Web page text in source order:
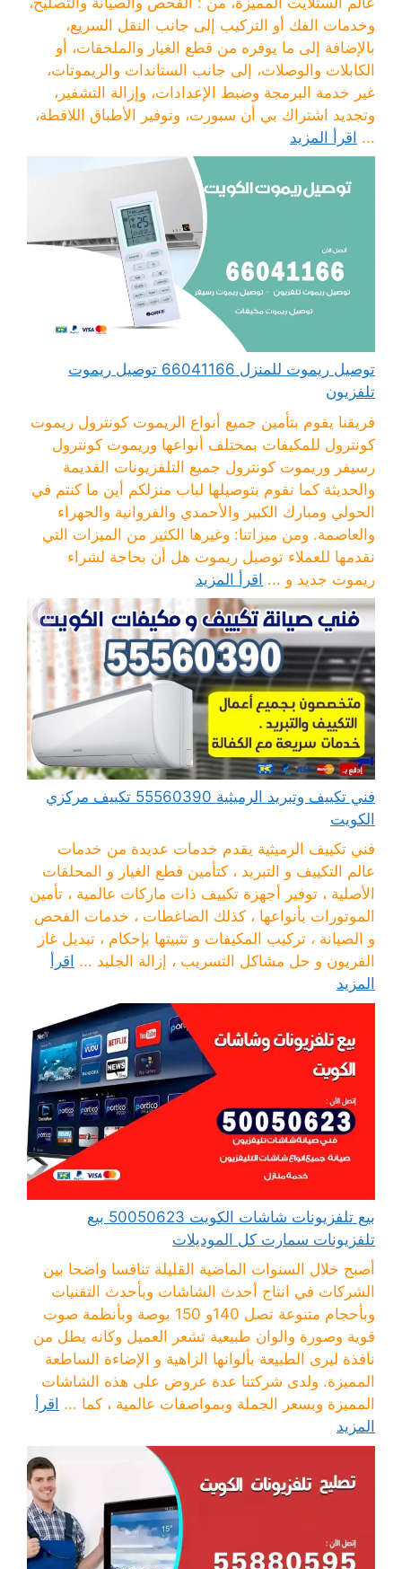
وخدمات الفك أو التركيب إلى جانب النقل السريع،
بالإضافة إلى ما يوفره من قطع الغيار والملحقات، أو
الكابلات والوصلات، إلى جانب الستاندات والريموتات،
غير خدمة البرمجة وضبط الإعدادات، وإزالة التشفير،
وتجديد اشتراك بي أن سبورت، وتوفير الأطباق اللاقطة،
... اقرأ المزيد
توصيل ريموت للمنزل 66041166 توصيل ريموت
تلفزيون
فريقنا يقوم بتأمين جميع أنواع الريموت كونترول ريموت
كونترول للمكيفات بمختلف أنواعها وريموت كونترول
رسيفر وريموت كونترول جميع التلفزيونات القديمة
والحديثة كما نقوم بتوصيلها لباب منزلكم أين ما كنتم في
الحولي ومبارك الكبير والأحمدي والفروانية والجهراء
والعاصمة. ومن ميزاتنا: وغيرها الكثير من الميزات التي
نقدمها للعملاء توصيل ريموت هل أن بحاجة لشراء
ريموت جديد و ... اقرأ المزيد
فني تكييف وتبريد الرميثية 55560390 تكييف مركزي
الكويت
فني تكييف الرميثية يقدم خدمات عديدة من خدمات
عالم التكييف و التبريد ، كتأمين قطع الغيار و المحلقات
الأصلية ، توفير أجهزة تكييف ذات ماركات عالمية ، تأمين
الموتورات بأنواعها ، كذلك الضاغطات ، خدمات الفحص
و الصيانة ، تركيب المكيفات و تثبيتها بإحكام ، تبديل غاز
الفريون و حل مشاكل التسريب ، إزالة الجليد ... اقرأ
المزيد
بيع تلفزيونات شاشات الكويت 50050623 بيع
تلفزيونات سمارت كل الموديلات
أصبح خلال السنوات الماضية القليلة تنافسا واضحا بين
الشركات في انتاج أحدث الشاشات وبأحدث التقنيات
وبأحجام متنوعة تصل 140و 150 بوصة وبأنظمة صوت
قوية وصورة والوان طبيعية تشعر العميل وكانه يطل من
نافذة ليرى الطبيعة بألوانها الزاهية و الإضاءة الساطعة
المميزة. ولدى شركتنا عدة عروض على هذه الشاشات
المميزة وبسعر الجملة وبمواصفات عالمية ، كما ... اقرأ
المزيد